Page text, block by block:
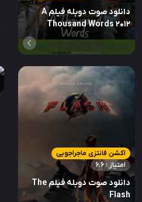
دانلود صوت دوبله فیلم A
Thousand Words 2012
اکشن فانتزی ماجراجویی
امتیاز : 6.6
دانلود صوت دوبله فیلم The
Flash